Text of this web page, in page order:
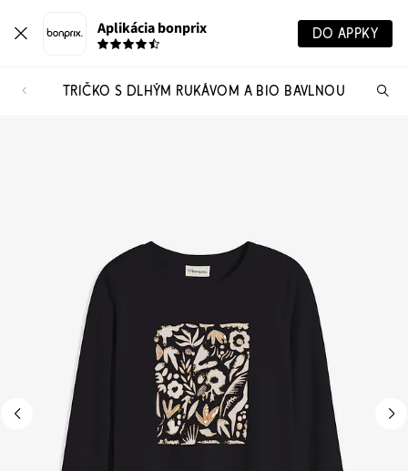
Aplikácia bonprix DO APPKY
TRIČKO S DLHÝM RUKÁVOM A BIO BAVLNOU